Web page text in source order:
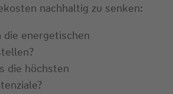
nachhaltig zu senken:
die energetischen
die höchsten